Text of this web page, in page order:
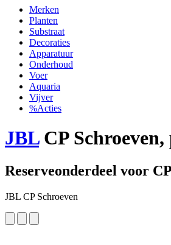
Merken
Planten
Substraat
Decoraties
Apparatuur
Onderhoud
Voer
Aquaria
Vijver
%Acties
JBLCP
Reserveonderdeel voor
JBL CP Schroeven